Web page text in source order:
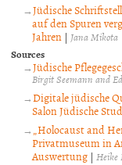
Jüdische
auf den Spuren
Jahren | Jana Mikota
Sources
Jüdische
Birgit Seemann and
Digitale jüdische
Salon Jüdische
„Holocaust and
Privatmuseum in
Auswertung | Heike